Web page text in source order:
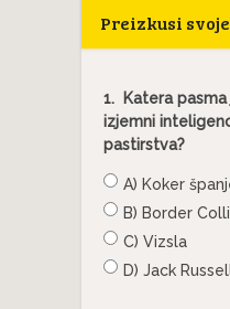
Preizkusi
1.
Katera
izjemni
pastirstva?
A) Koker
B) Border
C) Vizsla
D) Jack